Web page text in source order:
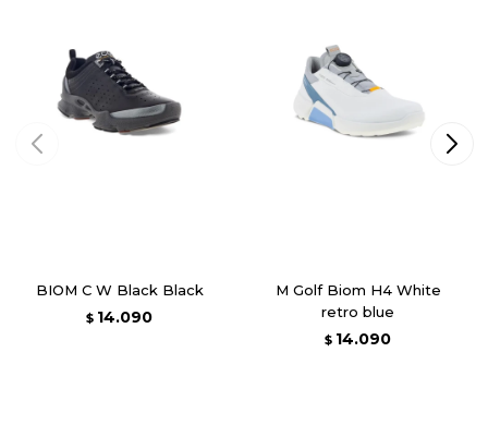
BIOM C W Black Black
$ 14.090
M Golf Biom H4 White
retro blue
$ 14.090